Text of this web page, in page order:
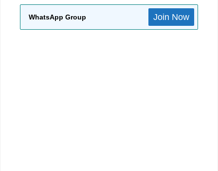
WhatsApp Group Join Now